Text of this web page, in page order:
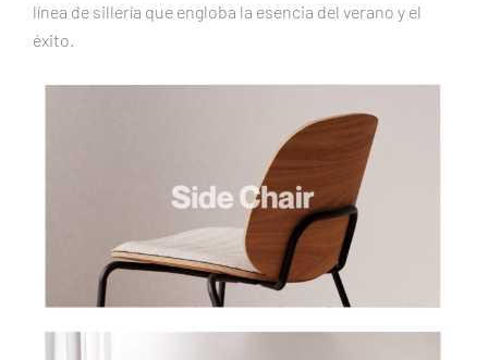
línea de sillería que engloba la esencia del verano y el
éxito.